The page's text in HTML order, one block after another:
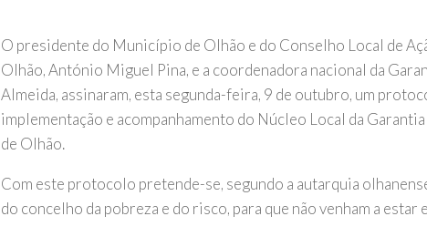
O presidente do Município de Olhão e do Conselho Local de
Olhão, António Miguel Pina, e a coordenadora nacional da
Almeida, assinaram, esta segunda-feira, 9 de outubro, um
implementação e acompanhamento do Núcleo Local da
de Olhão.
Com este protocolo pretende-se, segundo a autarquia
do concelho da pobreza e do risco, para que não venham a estar